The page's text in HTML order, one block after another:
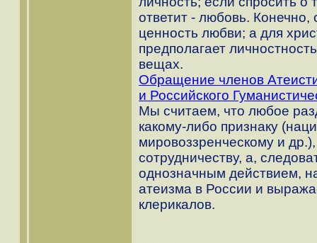
ответит - любовь. Конечно,
ценность любви; а для
предполагает
вещах.
Обращение членов
и Российского
Мы считаем, что любое
какому-либо признаку
мировоззренческому и
сотрудничеству, а,
однозначным действием,
атеизма в России и
клерикалов.